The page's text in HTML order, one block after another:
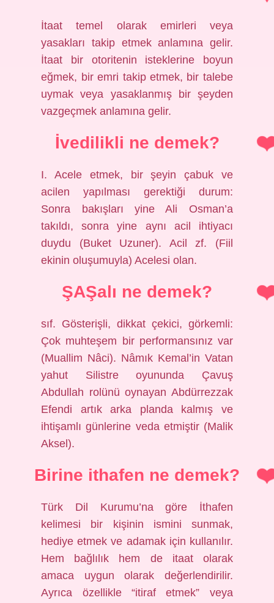
İtaat temel olarak emirleri veya
yasakları takip etmek anlamına gelir.
İtaat bir otoritenin isteklerine boyun
eğmek, bir emri takip etmek, bir talebe
uymak veya yasaklanmış bir şeyden
vazgeçmek anlamına gelir.
İvedilikli ne demek?
I. Acele etmek, bir şeyin çabuk ve
acilen yapılması gerektiği durum:
Sonra bakışları yine Ali Osman’a
takıldı, sonra yine aynı acil ihtiyacı
duydu (Buket Uzuner). Acil zf. (Fiil
ekinin oluşumuyla) Acelesi olan.
ŞAŞalı ne demek?
sıf. Gösterişli, dikkat çekici, görkemli:
Çok muhteşem bir performansınız var
(Muallim Nâci). Nâmık Kemal’in Vatan
yahut Silistre oyununda Çavuş
Abdullah rolünü oynayan Abdürrezzak
Efendi artık arka planda kalmış ve
ihtişamlı günlerine veda etmiştir (Malik
Aksel).
Birine ithafen ne demek?
Türk Dil Kurumu’na göre İthafen
kelimesi bir kişinin ismini sunmak,
hediye etmek ve adamak için kullanılır.
Hem bağlılık hem de itaat olarak
amaca uygun olarak değerlendirilir.
Ayrıca özellikle “itiraf etmek” veya